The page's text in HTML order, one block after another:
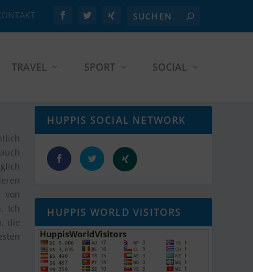
TRAVEL SPORT SOCIAL
von
Ich
die
HUPPIS SOCIAL NETWORK
HUPPIS WORLD VISITORS